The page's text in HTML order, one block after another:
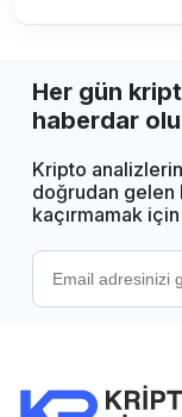
Her gün
haberdar
Kripto
doğrudan gelen
kaçırmamak